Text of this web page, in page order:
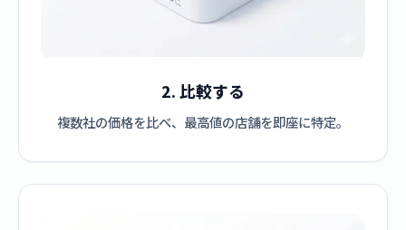
2. 比較する
複数社の価格を比べ、最高値の店舗を即座に特定。